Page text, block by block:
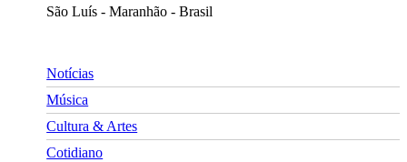
São Luís - Maranhão - Brasil
Notícias
Música
Cultura & Artes
Cotidiano